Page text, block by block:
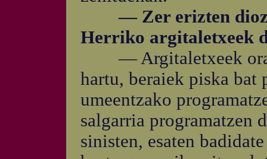
— Zer erizten diozu
Herriko argitaletxeek
— Argitaletxeek
hartu, beraiek piska bat
umeentzako
salgarria programatzen
sinisten, esaten